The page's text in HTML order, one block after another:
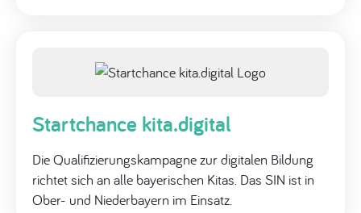
Startchance kita.digital
Die Qualifizierungskampagne zur digitalen Bildung
richtet sich an alle bayerischen Kitas. Das SIN ist in
Ober- und Niederbayern im Einsatz.